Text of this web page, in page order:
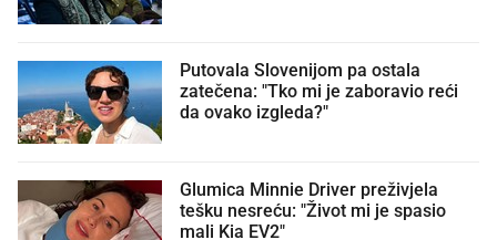
Putovala Slovenijom pa ostala
zatečena: "Tko mi je zaboravio reći
da ovako izgleda?"
Glumica Minnie Driver preživjela
tešku nesreću: "Život mi je spasio
mali Kia EV2"